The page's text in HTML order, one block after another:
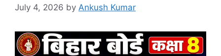
July 4, 2026 by Ankush Kumar